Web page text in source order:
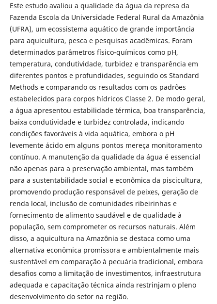
Este estudo avaliou a qualidade da água da represa da
Fazenda Escola da Universidade Federal Rural da Amazônia
(UFRA), um ecossistema aquático de grande importância
para aquicultura, pesca e pesquisas acadêmicas. Foram
determinados parâmetros físico-químicos como pH,
temperatura, condutividade, turbidez e transparência em
diferentes pontos e profundidades, seguindo os Standard
Methods e comparando os resultados com os padrões
estabelecidos para corpos hídricos Classe 2. De modo geral,
a água apresentou estabilidade térmica, boa transparência,
baixa condutividade e turbidez controlada, indicando
condições favoráveis à vida aquática, embora o pH
levemente ácido em alguns pontos mereça monitoramento
contínuo. A manutenção da qualidade da água é essencial
não apenas para a preservação ambiental, mas também
para a sustentabilidade social e econômica da piscicultura,
promovendo produção responsável de peixes, geração de
renda local, inclusão de comunidades ribeirinhas e
fornecimento de alimento saudável e de qualidade à
população, sem comprometer os recursos naturais. Além
disso, a aquicultura na Amazônia se destaca como uma
alternativa econômica promissora e ambientalmente mais
sustentável em comparação à pecuária tradicional, embora
desafios como a limitação de investimentos, infraestrutura
adequada e capacitação técnica ainda restrinjam o pleno
desenvolvimento do setor na região.